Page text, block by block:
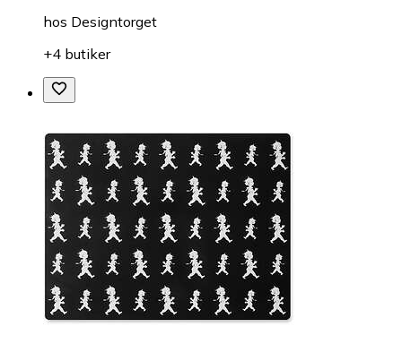
hos Designtorget
+4 butiker